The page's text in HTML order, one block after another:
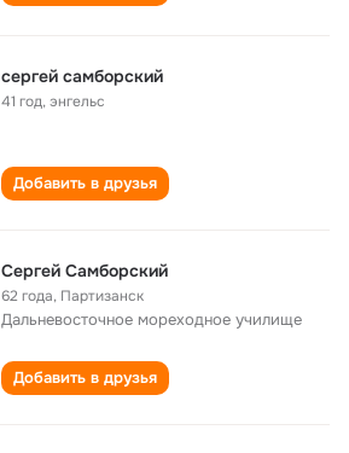
сергей самборский
41 год,энгельс
Добавить в друзья
Сергей Самборский
62 года, Партизанск
Дальневосточное мореходное училище
Добавить в друзья